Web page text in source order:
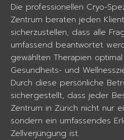
Die professionellen Cryo-
Zentrum beraten jeden
sicherzustellen, dass alle
umfassend beantwortet
gewählten Therapien
Gesundheits- und
Durch diese persönliche
sichergestellt, dass jeder
Zentrum in Zürich nicht nur
sondern ein umfassendes
Zellverjüngung ist.